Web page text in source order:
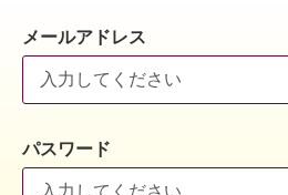
メールアドレス
パスワード